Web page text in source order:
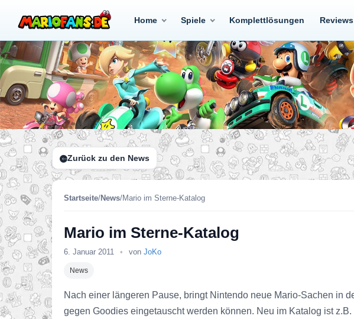
Home Spiele Komplettlösungen Reviews
Zurück zu den News
Startseite/News/Mario im Sterne-Katalog
Mario im Sterne-Katalog
6. Januar 2011 • von JoKo
News
Nach einer längeren Pause, bringt Nintendo neue Mario-Sachen in
gegen Goodies eingetauscht werden können. Neu im Katalog ist